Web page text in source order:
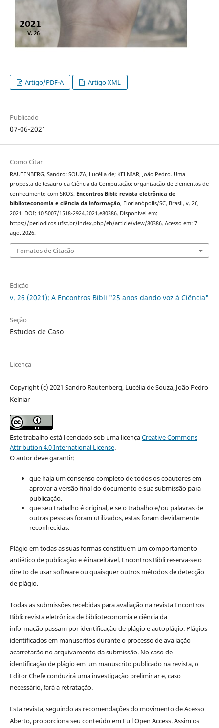
Artigo/PDF-A Artigo XML
Publicado
07-06-2021
Como Citar
RAUTENBERG, Sandro; SOUZA, Lucélia de; KELNIAR, João Pedro. Uma
proposta de tesauro da Ciência da Computação: organização de elementos de
conhecimento com SKOS. Encontros Bibli: revista eletrônica de
biblioteconomia e ciência da informação, Florianópolis/SC, Brasil, v. 26,
2021. DOI: 10.5007/1518-2924.2021.e80386. Disponível em:
https://periodicos.ufsc.br/index.php/eb/article/view/80386. Acesso em: 7
ago. 2026.
Fomatos de Citação
Edição
v. 26 (2021): A Encontros Bibli "25 anos dando voz à Ciência"
Seção
Estudos de Caso
Licença
Copyright (c) 2021 Sandro Rautenberg, Lucélia de Souza, João Pedro
Kelniar
Este trabalho está licenciado sob uma licençaCreative Commons
Attribution 4.0 International License.
O autor deve garantir:
que haja um consenso completo de todos os coautores em
aprovar a versão final do documento e sua submissão para
publicação.
que seu trabalho é original, e se o trabalho e/ou palavras de
outras pessoas foram utilizados, estas foram devidamente
reconhecidas.
Plágio em todas as suas formas constituem um comportamento
antiético de publicação e é inaceitável. Encontros Bibli reserva-se o
direito de usar software ou quaisquer outros métodos de detecção
de plágio.
Todas as submissões recebidas para avaliação na revista Encontros
Bibli: revista eletrônica de biblioteconomia e ciência da
informaçãopassam por identificação de plágio e autoplágio. Plágios
identificados em manuscritos durante o processo de avaliação
acarretarão no arquivamento da submissão. No caso de
identificação de plágio em um manuscrito publicado na revista, o
Editor Chefe conduzirá uma investigação preliminar e, caso
necessário, fará a retratação.
Esta revista, seguindo as recomendações do movimento de Acesso
Aberto, proporciona seu conteúdo em Full Open Access. Assim os